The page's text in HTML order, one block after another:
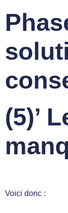
(5)’
Voici donc :